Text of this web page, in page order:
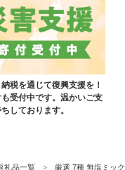
税を通じて復興支援を！
受付中です。温かいご支
しております。
礼品一覧 厳選 7種 無塩ミッ